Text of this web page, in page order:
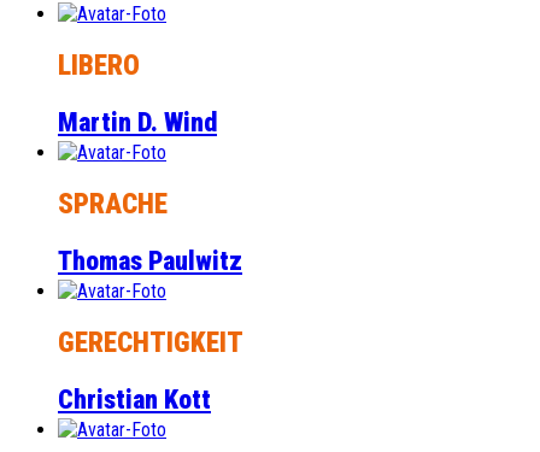
LIBERO
Martin D. Wind
SPRACHE
Thomas Paulwitz
GERECHTIGKEIT
Christian Kott